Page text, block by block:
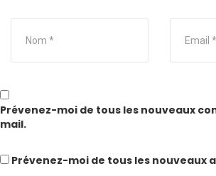
Prévenez-moi de tous les nouveaux
mail.
Prévenez-moi de tous les nouveaux